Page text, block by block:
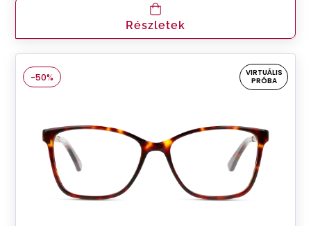
Részletek
-50%
VIRTUÁLIS
PRÓBA